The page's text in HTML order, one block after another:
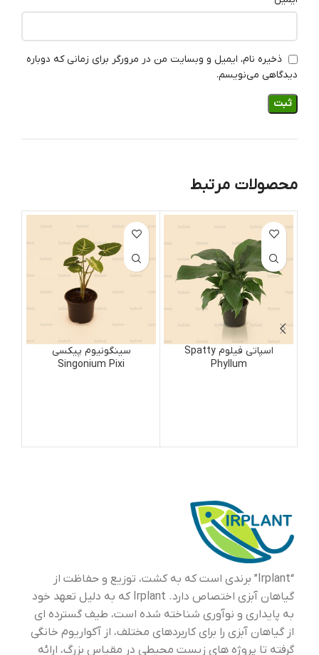
ذخیره نام، ایمیل و وبسایت من در مرورگر برای زمانی که دوباره
دیدگاهی می‌نویسم.
محصولات مرتبط
اسپاتی فیلوم Spatty
Phyllum
سینگونیوم پیکسی
Singonium Pixi
“Irplant” برندی است که به کشت، توزیع و حفاظت از
گیاهان آبزی اختصاص دارد. Irplant که به دلیل تعهد خود
به پایداری و نوآوری شناخته شده است، طیف گسترده ای
از گیاهان آبزی را برای کاربردهای مختلف، از آکواریوم خانگی
گرفته تا پروژه های زیست محیطی در مقیاس بزرگ، ارائه